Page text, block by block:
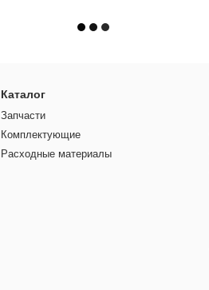
Каталог
Запчасти
Комплектующие
Расходные материалы